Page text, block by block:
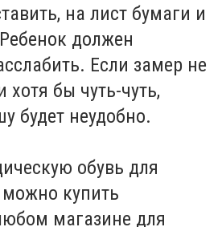
на лист бумаги и
должен
Если замер не
бы чуть-чуть,
будет неудобно.
обувь для
купить
магазине для